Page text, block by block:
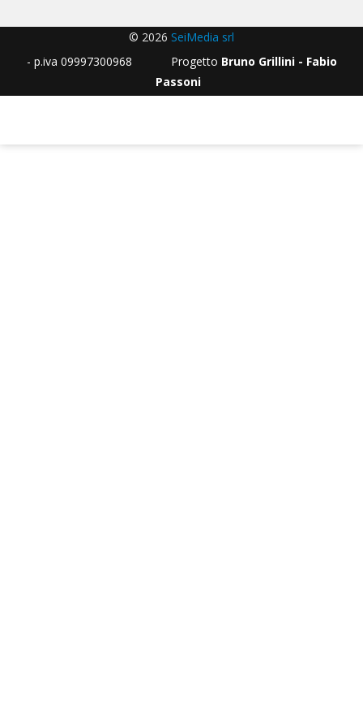
© 2026 SeiMedia srl
- p.iva 09997300968 Progetto Bruno Grillini - Fabio
Passoni